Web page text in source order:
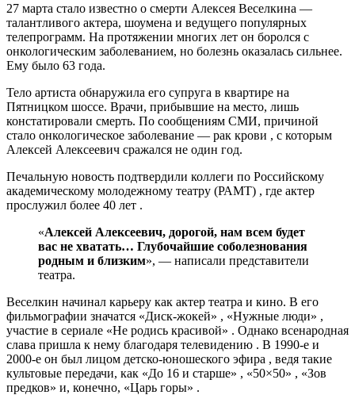
27 марта стало известно о смерти Алексея Веселкина —
талантливого актера, шоумена и ведущего популярных
телепрограмм. На протяжении многих лет он боролся с
онкологическим заболеванием, но болезнь оказалась сильнее.
Ему было 63 года.
Тело артиста обнаружила его супруга в квартире на
Пятницком шоссе. Врачи, прибывшие на место, лишь
констатировали смерть. По сообщениям СМИ, причиной
стало онкологическое заболевание — рак крови , с которым
Алексей Алексеевич сражался не один год.
Печальную новость подтвердили коллеги по Российскому
академическому молодежному театру (РАМТ) , где актер
прослужил более 40 лет .
«Алексей Алексеевич, дорогой, нам всем будет
вас не хватать… Глубочайшие соболезнования
родным и близким», — написали представители
театра.
Веселкин начинал карьеру как актер театра и кино. В его
фильмографии значатся «Диск-жокей» , «Нужные люди» ,
участие в сериале «Не родись красивой» . Однако всенародная
слава пришла к нему благодаря телевидению . В 1990-е и
2000-е он был лицом детско-юношеского эфира , ведя такие
культовые передачи, как «До 16 и старше» , «50×50» , «Зов
предков» и, конечно, «Царь горы» .